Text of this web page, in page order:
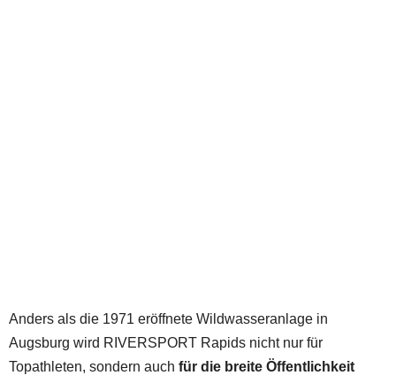
Anders als die 1971 eröffnete Wildwasseranlage in
Augsburg wird RIVERSPORT Rapids nicht nur für
Topathleten, sondern auch für die breite Öffentlichkeit